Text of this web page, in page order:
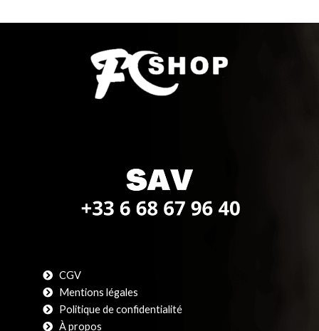
CGV
Mentions légales
Politique de confidentialité
À propos